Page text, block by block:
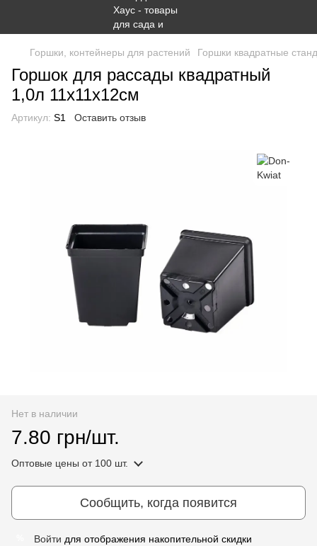
Горшки, контейнеры для растений Горшки квадратные
Горшок для рассады квадратный
1,0л 11х11х12см
Артикул: S1 Оставить отзыв
Нет в наличии
7.80 грн/шт.
Оптовые цены от 100 шт.
Сообщить, когда появится
Войти для отображения накопительной скидки